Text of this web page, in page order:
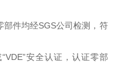
件均经SGS公司检测，符
安全认证，认证零部